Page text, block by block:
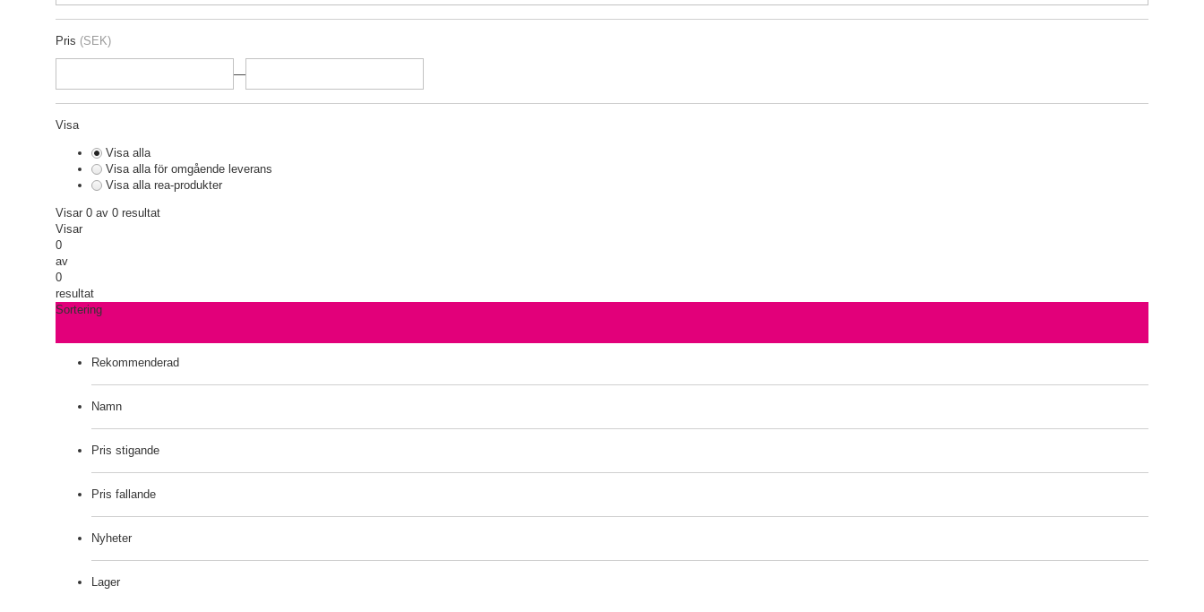
Pris (SEK)
—
Visa
Visa alla
Visa alla för omgående leverans
Visa alla rea-produkter
Visar 0 av 0 resultat
Visar
0
av
0
resultat
Sortering
Rekommenderad
Namn
Pris stigande
Pris fallande
Nyheter
Lager